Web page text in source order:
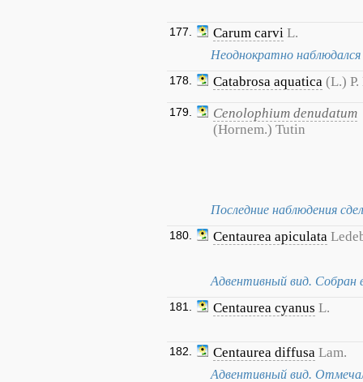
177. Carum carvi L.
Неоднократно наблюдался
178. Catabrosa aquatica (L.) P.
179.
Cenolophium denudatum
(Hornem.) Tutin
Последние наблюдения
180. Centaurea apiculata
Адвентивный вид. Собран
181. Centaurea cyanus L.
182. Centaurea diffusa Lam.
Адвентивный вид.